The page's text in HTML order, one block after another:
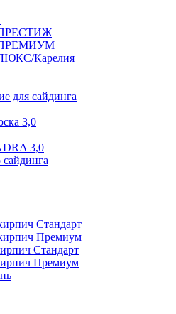
ПРЕСТИЖ
ПРЕМИУМ
Карелия
для сайдинга
3,0
3,0
Стандарт
Премиум
Стандарт
Премиум